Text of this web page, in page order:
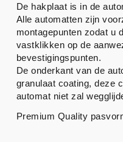
De hakplaat is in de
Alle automatten zijn
montagepunten zodat u
vastklikken op de
bevestigingspunten.
De onderkant van de
granulaat coating, deze
automat niet zal
Premium Quality